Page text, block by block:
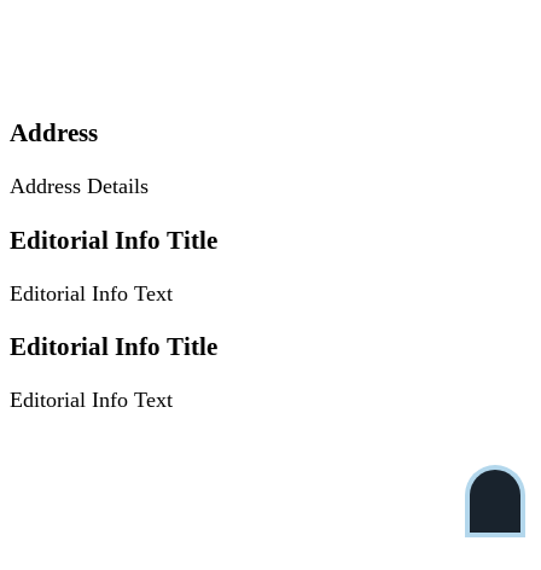
Address
Address Details
Editorial Info Title
Editorial Info Text
Editorial Info Title
Editorial Info Text